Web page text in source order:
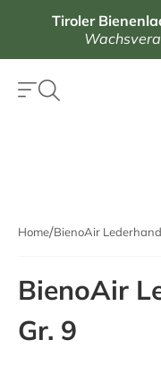
Tiroler
Home BienoAir
BienoAir
Gr. 9